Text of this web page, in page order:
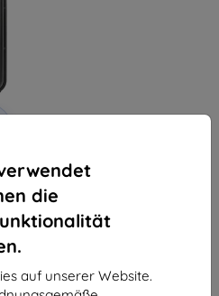
die
auf unserer Website.